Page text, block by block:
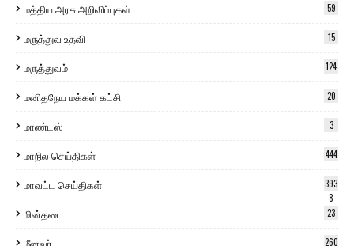
மத்திய அரசு அறிவிப்புகள் 59
மருத்துவ உதவி 15
மருத்துவம் 124
மனிதநேய மக்கள் கட்சி 20
மாண்டஸ் 3
மாநில செய்திகள் 444
மாவட்ட செய்திகள்
393
8
மின்தடை 23
மீனவர் 260